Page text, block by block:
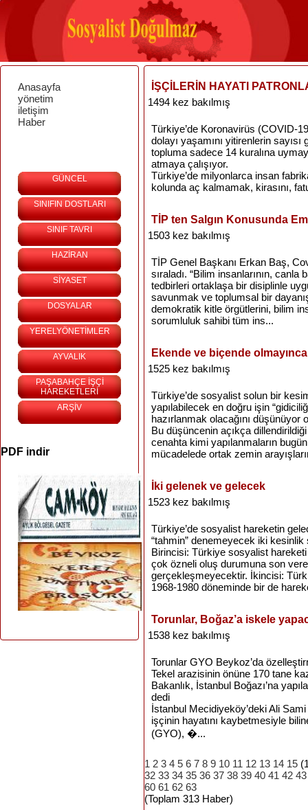
Anasayfa
yönetim
iletişim
Haber
GÜNCEL
SINIFIN DOSTLARI
SINIF TAVRI
HAZİRAN
SİYASET
DOSYALAR
YERELYÖNETİMLER
AYVALIK
PAŞABAHÇE İŞÇİ
HAREKETLERİ
ARŞİV
PDF indir
İŞÇİLERİN HAYATI
1494 kez bakılmış
Türkiye’de Koronavirüs (COVID-
dolayı yaşamını yitirenlerin
topluma sadece 14 kuralına
atmaya çalışıyor.
Türkiye’de milyonlarca insan
kolunda aç kalmamak, kirasını,
TİP ten Salgın Konusunda
1503 kez bakılmış
TİP Genel Başkanı Erkan Baş,
sıraladı. “Bilim insanlarının,
tedbirleri ortaklaşa bir disiplinle
savunmak ve toplumsal bir
demokratik kitle örgütlerini, bilim
sorumluluk sahibi tüm ins...
Ekende ve biçende
1525 kez bakılmış
Türkiye’de sosyalist solun bir
yapılabilecek en doğru işin
hazırlanmak olacağını düşünüyor
Bu düşüncenin açıkça
cenahta kimi yapılanmaların
mücadelede ortak zemin
İki gelenek ve gelecek
1523 kez bakılmış
Türkiye’de sosyalist hareketin
“tahmin” denemeyecek iki
Birincisi: Türkiye sosyalist
çok özneli oluş durumuna son
gerçekleşmeyecektir. İkincisi:
1968-1980 döneminde bir de
Torunlar, Boğaz’a iskele
1538 kez bakılmış
Torunlar GYO Beykoz’da
Tekel arazisinin önüne 170 tane
Bakanlık, İstanbul Boğazı’na
dedi
İstanbul Mecidiyeköy’deki Ali
işçinin hayatını kaybetmesiyle
(GYO), �...
1 2 3 4 5 6 7 8 9 10 11 12 13 14 15
32 33 34 35 36 37 38 39 40 41 42 43
60 61 62 63
(Toplam 313 Haber)